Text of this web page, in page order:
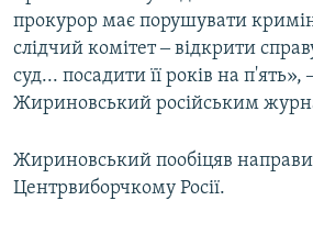
прокурор має порушувати
слідчий комітет ‒ відкрити
суд... посадити її років на п'ять»,
Жириновський російським
Жириновський пообіцяв
Центрвиборчкому Росії.